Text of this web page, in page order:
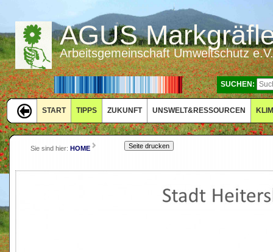
AGUS
Arbeitsgemeinschaft Umweltschutz e.V.
SUCHEN:
START TIPPS ZUKUNFT UNSWELT&RESSOURCEN
Sie sind hier: HOME